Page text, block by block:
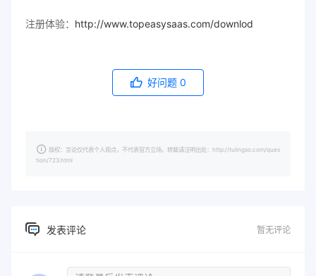
注册体验： http://www.topeasysaas.com/downlod
好问题 0
版权：言论仅代表个人观点，不代表官方立场。转载请注明出处：http://tulingso.com/ques
tion/723.html
发表评论 暂无评论